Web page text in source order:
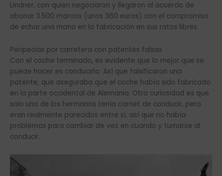
Lindner, con quien negociaron y llegaron al acuerdo de
abonar 3.500 marcos (unos 360 euros) con el compromiso
de echar una mano en la fabricación en sus ratos libres.
Peripecias por carretera con patentes falsas
Con el coche terminado, es evidente que lo mejor que se
puede hacer es conducirlo. Así que falsificaron una
patente, que aseguraba que el coche había sido fabricado
en la parte occidental de Alemania. Otra curiosidad es que
solo uno de los hermanos tenía carnet de conducir, pero
eran realmente parecidos entre sí, así que no había
problemas para cambiar de vez en cuando y turnarse al
conducir.